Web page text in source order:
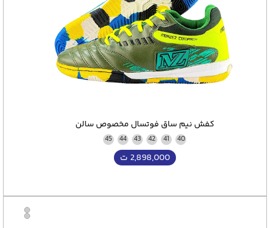
کفش نیم ساق فوتسال مخصوص سالن
40
41
42
43
44
45
2,898,000 ت